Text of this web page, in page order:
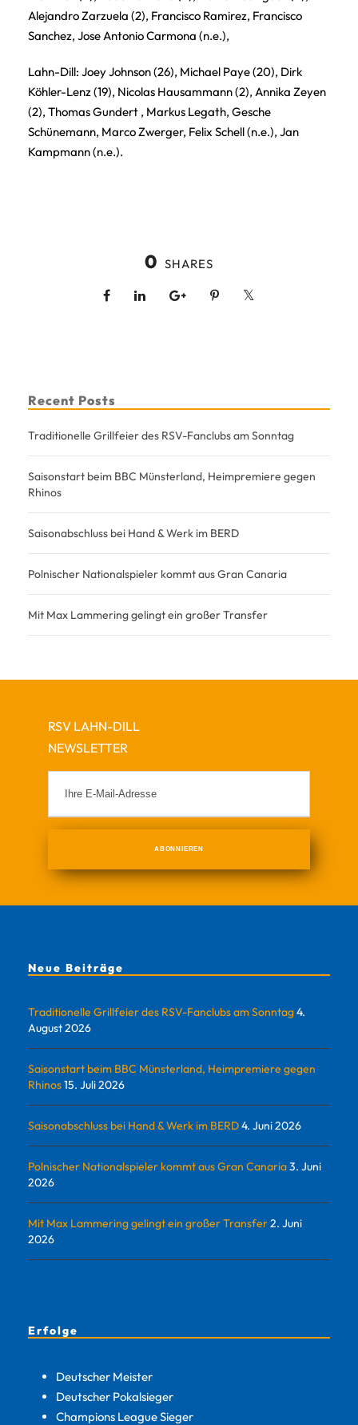
Alejandro Zarzuela (2), Francisco Ramirez, Francisco
Sanchez, Jose Antonio Carmona (n.e.),
Lahn-Dill: Joey Johnson (26), Michael Paye (20), Dirk
Köhler-Lenz (19), Nicolas Hausammann (2), Annika Zeyen
(2), Thomas Gundert , Markus Legath, Gesche
Schünemann, Marco Zwerger, Felix Schell (n.e.), Jan
Kampmann (n.e.).
0 SHARES
Recent Posts
Traditionelle Grillfeier des RSV-Fanclubs am Sonntag
Saisonstart beim BBC Münsterland, Heimpremiere gegen
Rhinos
Saisonabschluss bei Hand & Werk im BERD
Polnischer Nationalspieler kommt aus Gran Canaria
Mit Max Lammering gelingt ein großer Transfer
RSV LAHN-DILL
NEWSLETTER
Neue Beiträge
Traditionelle Grillfeier des RSV-Fanclubs am Sonntag4.
August 2026
Saisonstart beim BBC Münsterland, Heimpremiere gegen
Rhinos15. Juli 2026
Saisonabschluss bei Hand & Werk im BERD4. Juni 2026
Polnischer Nationalspieler kommt aus Gran Canaria3. Juni
2026
Mit Max Lammering gelingt ein großer Transfer2. Juni
2026
Erfolge
Deutscher Meister
Deutscher Pokalsieger
Champions League Sieger